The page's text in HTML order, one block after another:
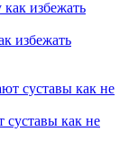
избежать
как не